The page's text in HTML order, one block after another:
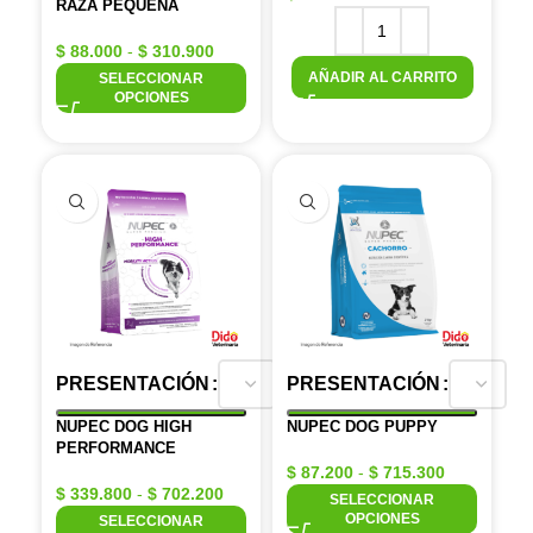
RAZA PEQUEÑA
$ 88.000 - $ 310.900
SELECCIONAR
OPCIONES
AÑADIR AL CARRITO
PRESENTACIÓN
NUPEC DOG HIGH
PERFORMANCE
$ 339.800 - $ 702.200
SELECCIONAR
PRESENTACIÓN
NUPEC DOG PUPPY
$ 87.200 - $ 715.300
SELECCIONAR
OPCIONES